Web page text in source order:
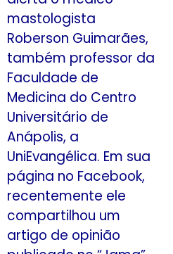
mastologista
Roberson Guimarães,
também professor da
Faculdade de
Medicina do Centro
Universitário de
Anápolis, a
UniEvangélica. Em sua
página no Facebook,
recentemente ele
compartilhou um
artigo de opinião